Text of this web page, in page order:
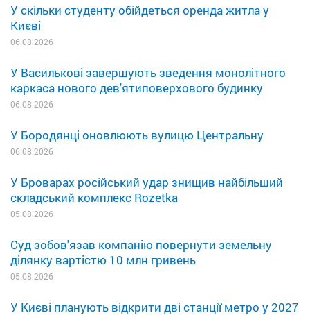
У скільки студенту обійдеться оренда житла у
Києві
06.08.2026
У Василькові завершують зведення монолітного
каркаса нового дев'ятиповерхового будинку
06.08.2026
У Бородянці оновлюють вулицю Центральну
06.08.2026
У Броварах російський удар знищив найбільший
складський комплекс Rozetka
05.08.2026
Суд зобов'язав компанію повернути земельну
ділянку вартістю 10 млн гривень
05.08.2026
У Києві планують відкрити дві станції метро у 2027